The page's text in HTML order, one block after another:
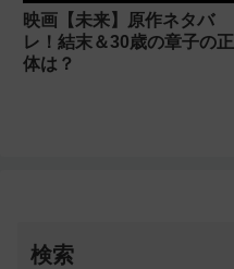
映画【未来】原作ネタバ
レ！結末＆30歳の章子の正
体は？
検索